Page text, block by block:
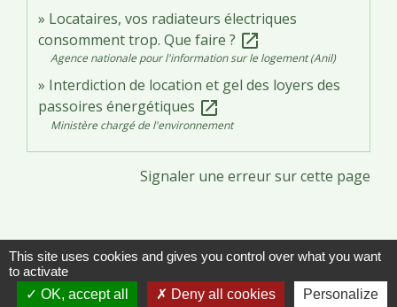
Locataires, vos radiateurs électriques
consomment trop. Que faire ? open_in_new
Agence nationale pour l'information sur le logement (Anil)
Interdiction de location et gel des loyers des
passoires énergétiques open_in_new
Ministère chargé de l'environnement
Signaler une erreur sur cette page
Contacts
This site uses cookies and gives you control over what you want
to activate
OK, accept all
Deny all cookies Personalize